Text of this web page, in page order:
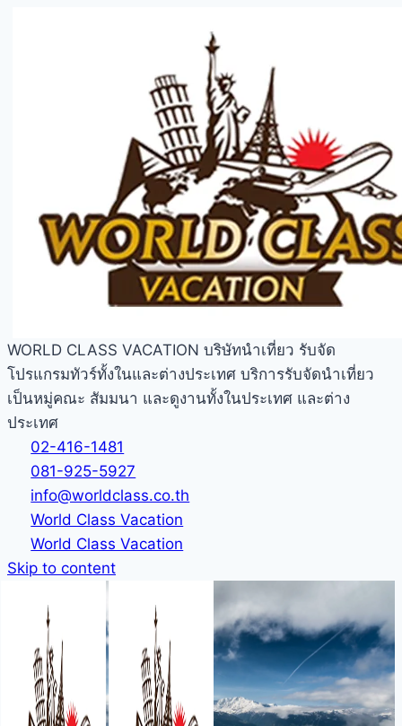
WORLD CLASS VACATION บริษัทนำเที่ยว รับจัด
โปรแกรมทัวร์ทั้งในและต่างประเทศ บริการรับจัดนำเที่ยว
เป็นหมู่คณะ สัมมนา และดูงานทั้งในประเทศ และต่าง
ประเทศ
02-416-1481
081-925-5927
info@worldclass.co.th
World Class Vacation
World Class Vacation
Skip to content
ออสโล